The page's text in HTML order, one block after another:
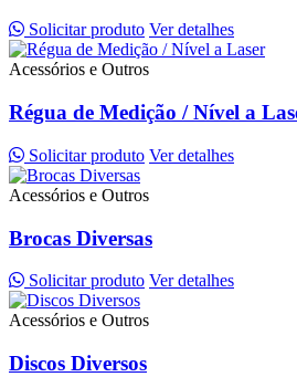
Solicitar produto Ver detalhes
Acessórios e Outros
Régua de Medição / Nível a
Solicitar produto Ver detalhes
Acessórios e Outros
Brocas Diversas
Solicitar produto Ver detalhes
Acessórios e Outros
Discos Diversos